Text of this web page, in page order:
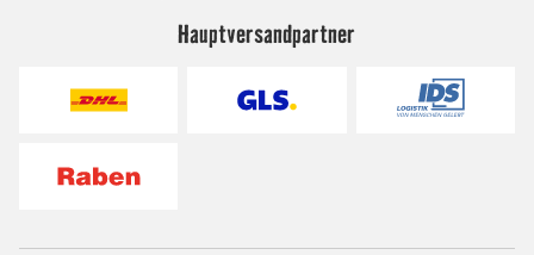
Hauptversandpartner